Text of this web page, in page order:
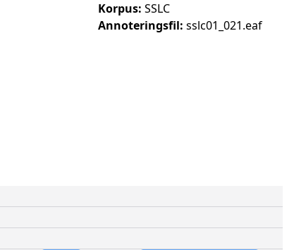
Korpus: SSLC
Annoteringsfil: sslc01_021.eaf